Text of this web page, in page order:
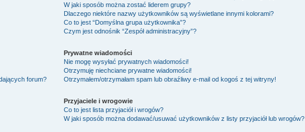
forum?
W jaki sposób można zostać liderem grupy?
Dlaczego niektóre nazwy użytkowników są wyświetlane innymi kolorami?
Co to jest “Domyślna grupa użytkownika”?
Czym jest odnośnik “Zespół administracyjny”?
Prywatne wiadomości
Nie mogę wysyłać prywatnych wiadomości!
Otrzymuję niechciane prywatne wiadomości!
Otrzymałem/otrzymałam spam lub obraźliwy e-mail od kogoś z tej witryny!
Przyjaciele i wrogowie
Co to jest lista przyjaciół i wrogów?
W jaki sposób można dodawać/usuwać użytkowników z listy przyjaciół lub wrogów?